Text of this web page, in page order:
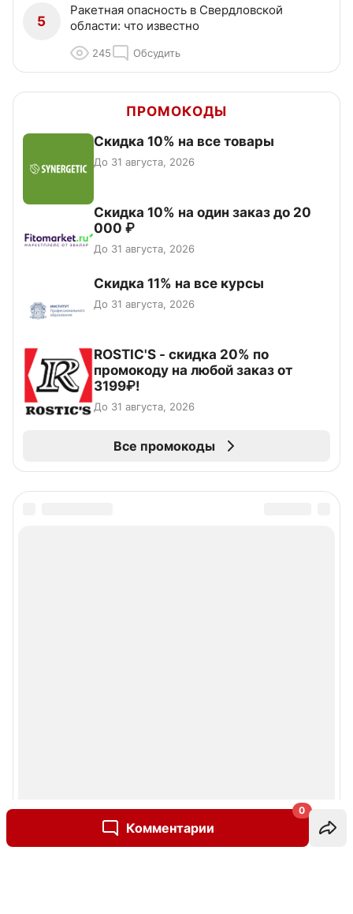
Комментарии
0
5
Ракетная опасность в Свердловской
области: что известно
245 Обсудить
ПРОМОКОДЫ
Скидка 10% на все товары
До 31 августа, 2026
Скидка 10% на один заказ до 20
000 ₽
До 31 августа, 2026
Скидка 11% на все курсы
До 31 августа, 2026
ROSTIC'S - скидка 20% по
промокоду на любой заказ от
3199₽!
До 31 августа, 2026
Все промокоды